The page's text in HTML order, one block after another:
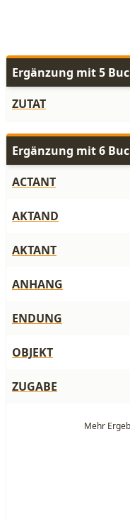
Ergänzung mit 5
ZUTAT
Ergänzung mit 6
ACTANT
AKTAND
AKTANT
ANHANG
ENDUNG
OBJEKT
ZUGABE